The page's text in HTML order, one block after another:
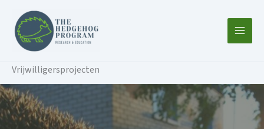
naar
inhoud
Vrijwilligersprojecten